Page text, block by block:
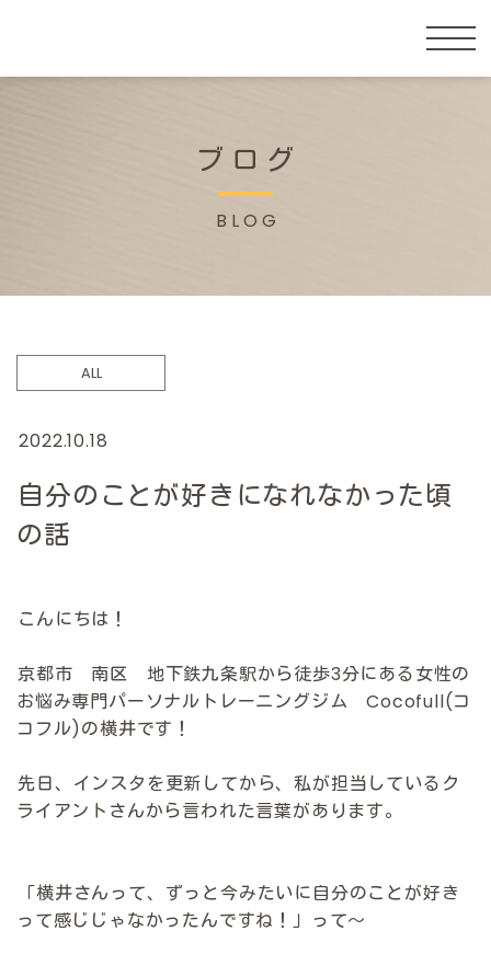
ブログ
BLOG
ALL
2022.10.18
自分のことが好きになれなかった頃
の話
こんにちは！
京都市 南区 地下鉄九条駅から徒歩3分にある女性の
お悩み専門パーソナルトレーニングジム Cocofull(コ
コフル)の横井です！
先日、インスタを更新してから、私が担当しているク
ライアントさんから言われた言葉があります。
「横井さんって、ずっと今みたいに自分のことが好き
って感じじゃなかったんですね！」って〜